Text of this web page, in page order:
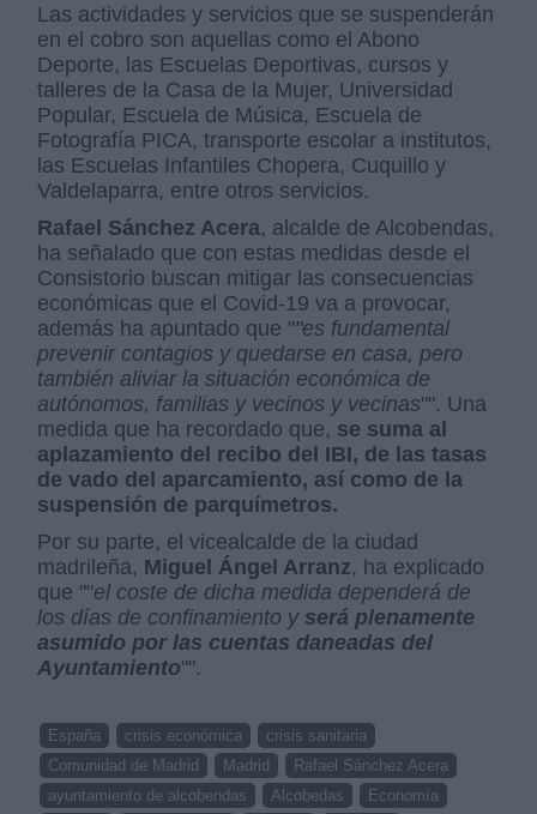
Las actividades y servicios que se suspenderán
en el cobro son aquellas como el Abono
Deporte, las Escuelas Deportivas, cursos y
talleres de la Casa de la Mujer, Universidad
Popular, Escuela de Música, Escuela de
Fotografía PICA, transporte escolar a institutos,
las Escuelas Infantiles Chopera, Cuquillo y
Valdelaparra, entre otros servicios.
Rafael Sánchez Acera, alcalde de Alcobendas,
ha señalado que con estas medidas desde el
Consistorio buscan mitigar las consecuencias
económicas que el Covid-19 va a provocar,
además ha apuntado que ""es fundamental
prevenir contagios y quedarse en casa, pero
también aliviar la situación económica de
autónomos, familias y vecinos y vecinas"". Una
medida que ha recordado que, se suma al
aplazamiento del recibo del IBI, de las tasas
de vado del aparcamiento, así como de la
suspensión de parquímetros.
Por su parte, el vicealcalde de la ciudad
madrileña, Miguel Ángel Arranz, ha explicado
que ""el coste de dicha medida dependerá de
los días de confinamiento y será plenamente
asumido por las cuentas daneadas del
Ayuntamiento"".
España crisis económica
crisis sanitaria
Comunidad de Madrid
Madrid
Rafael Sánchez Acera
ayuntamiento de alcobendas
Alcobedas
Economía